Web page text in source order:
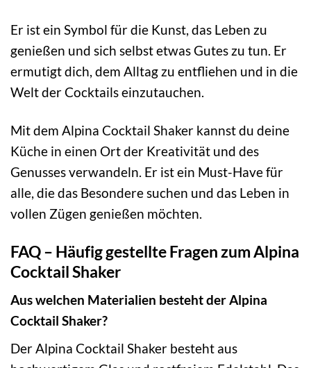
Er ist ein Symbol für die Kunst, das Leben zu
genießen und sich selbst etwas Gutes zu tun. Er
ermutigt dich, dem Alltag zu entfliehen und in die
Welt der Cocktails einzutauchen.
Mit dem Alpina Cocktail Shaker kannst du deine
Küche in einen Ort der Kreativität und des
Genusses verwandeln. Er ist ein Must-Have für
alle, die das Besondere suchen und das Leben in
vollen Zügen genießen möchten.
FAQ – Häufig gestellte Fragen zum Alpina
Cocktail Shaker
Aus welchen Materialien besteht der Alpina
Cocktail Shaker?
Der Alpina Cocktail Shaker besteht aus